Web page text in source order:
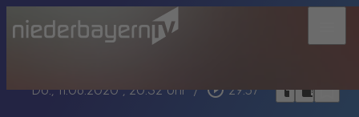
Do., 11.06.2020, 20:32 Uhr / play_circle_outline 29:57 headphoneschrome_reader_modebookmark_border